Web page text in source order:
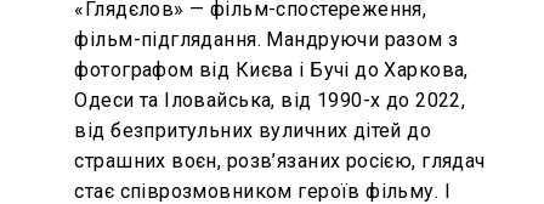
«Глядєлов» — фільм-спостереження,
фільм-підглядання. Мандруючи разом з
фотографом від Києва і Бучі до Харкова,
Одеси та Іловайська, від 1990-х до 2022,
від безпритульних вуличних дітей до
страшних воєн, розв’язаних росією, глядач
стає співрозмовником героїв фільму. І